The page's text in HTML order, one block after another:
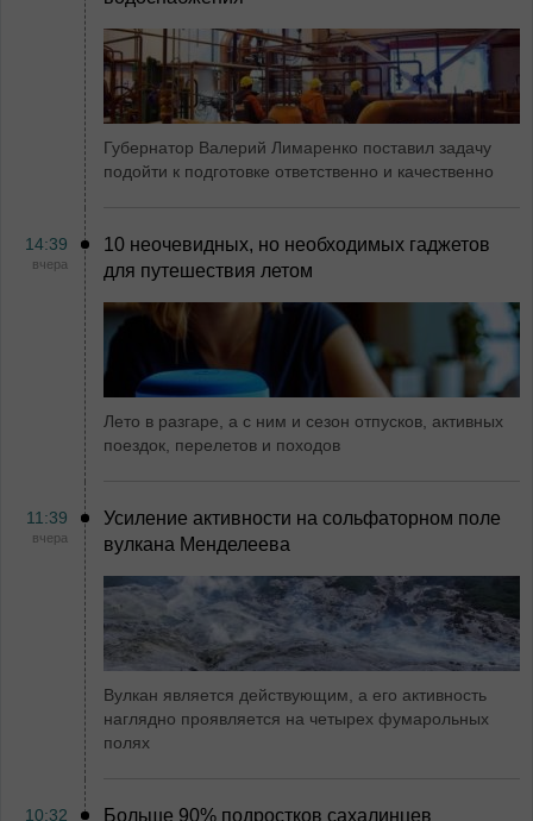
Губернатор Валерий Лимаренко поставил задачу
подойти к подготовке ответственно и качественно
14:39
вчера
10 неочевидных, но необходимых гаджетов
для путешествия летом
Лето в разгаре, а с ним и сезон отпусков, активных
поездок, перелетов и походов
11:39
вчера
Усиление активности на сольфаторном поле
вулкана Менделеева
Вулкан является действующим, а его активность
наглядно проявляется на четырех фумарольных
полях
10:32
Больше 90% подростков сахалинцев